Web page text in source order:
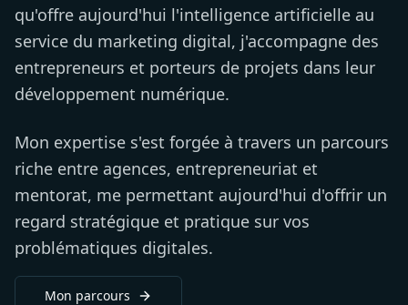
qu'offre aujourd'hui l'intelligence artificielle au
service du marketing digital, j'accompagne des
entrepreneurs et porteurs de projets dans leur
développement numérique.
Mon expertise s'est forgée à travers un parcours
riche entre agences, entrepreneuriat et
mentorat, me permettant aujourd'hui d'offrir un
regard stratégique et pratique sur vos
problématiques digitales.
Mon parcours